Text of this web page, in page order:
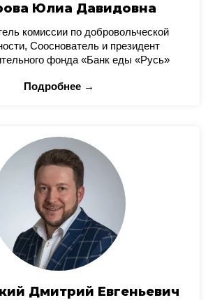
Юлиа Давидовна
комиссии по добровольческой
Сооснователь и президент
фонда «Банк еды «Русь»
Подробнее →
Дмитрий Евгеньевич